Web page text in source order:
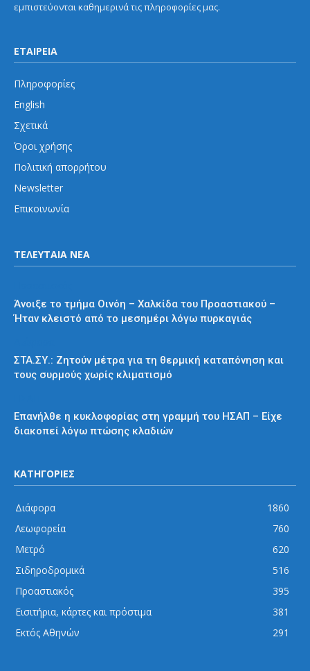
εμπιστεύονται καθημερινά τις πληροφορίες μας.
ΕΤΑΙΡΕΙΑ
Πληροφορίες
English
Σχετικά
Όροι χρήσης
Πολιτική απορρήτου
Newsletter
Επικοινωνία
ΤΕΛΕΥΤΑΙΑ ΝΕΑ
Άνοιξε το τμήμα Οινόη – Χαλκίδα του Προαστιακού –
Ήταν κλειστό από το μεσημέρι λόγω πυρκαγιάς
ΣΤΑ.ΣΥ.: Ζητούν μέτρα για τη θερμική καταπόνηση και
τους συρμούς χωρίς κλιματισμό
Επανήλθε η κυκλοφορίας στη γραμμή του ΗΣΑΠ – Είχε
διακοπεί λόγω πτώσης κλαδιών
ΚΑΤΗΓΟΡΙΕΣ
Διάφορα
1860
Λεωφορεία
760
Μετρό
620
Σιδηροδρομικά
516
Προαστιακός
395
Εισιτήρια, κάρτες και πρόστιμα
381
Εκτός Αθηνών
291